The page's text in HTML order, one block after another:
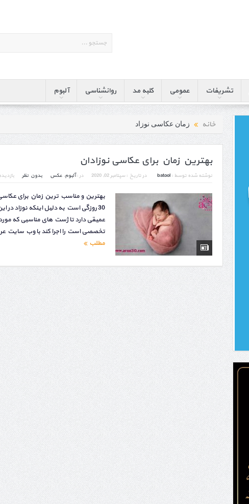
تشریفات عمومی کلبه مد روانشناسی آلبوم
خانه زمان عکاسی نوزاد
بهترین زمان برای عکاسی نوزادان
نوشته شده توسط : batool در تاریخ : سپتامبر 02, 2020 در :آلبوم, عکس بدون نظر بازدیدها :
30 روزگی است به دلیل اینکه نوزاد در
عمیقی دارد تا ژست های مناسبی که
تخصصی است را اجرا کند با وب سایت
مطلب